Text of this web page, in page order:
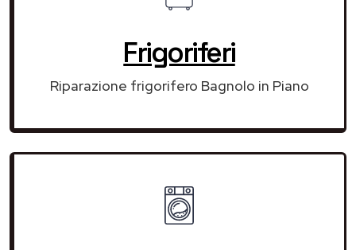
Frigoriferi
Riparazione frigorifero Bagnolo in Piano